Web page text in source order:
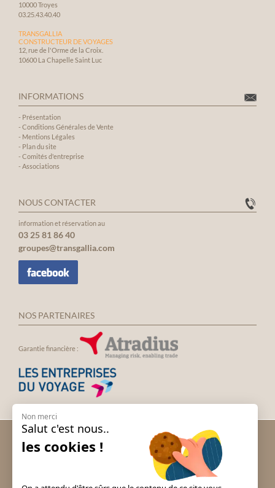
10000 Troyes
03.25.43.40.40
TRANSGALLIA
CONSTRUCTEUR DE VOYAGES
12, rue de l'Orme de la Croix.
10600 La Chapelle Saint Luc
INFORMATIONS
- Présentation
- Conditions Générales de Vente
- Mentions Légales
- Plan du site
- Comités d'entreprise
- Associations
NOUS CONTACTER
information et réservation au
03 25 81 86 40
groupes@transgallia.com
NOS PARTENAIRES
Garantie financière :
Voyage groupe Espagne
Non merci
Salut c'est nous..
les cookies !